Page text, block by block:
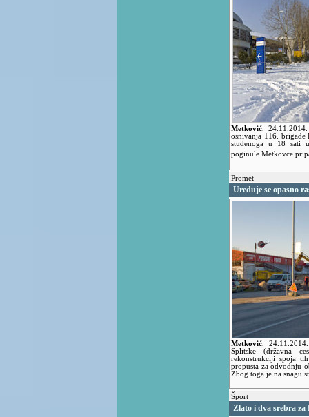
Metković
osnivanja 116. brigade
studenoga u 18 sati
poginule Metkovce
Promet
Uređuje se opasno
Metković
Splitske (državna
rekonstrukciji spoja
propusta za odvodnju
Zbog toga je na snagu
Šport
Zlato i dva srebra